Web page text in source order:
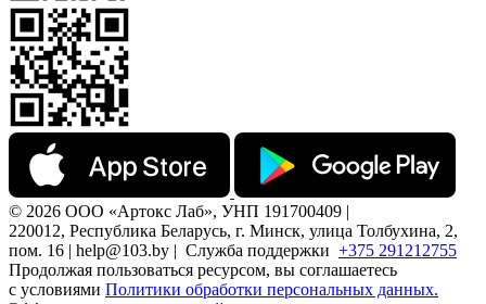
© 2026 ООО «Артокс Лаб», УНП 191700409 |
220012, Республика Беларусь, г. Минск, улица Толбухина, 2,
пом. 16 | help@103.by | Служба поддержки +375 291212755
Продолжая пользоваться ресурсом, вы соглашаетесь
с условиями Политики обработки персональных данных.